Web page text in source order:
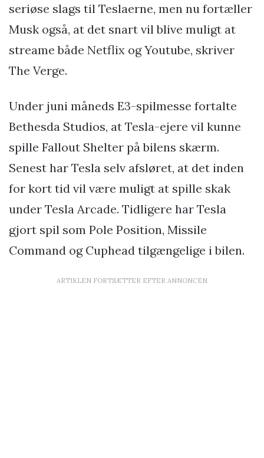
seriøse slags til Teslaerne, men nu fortæller
Musk også, at det snart vil blive muligt at
streame både Netflix og Youtube, skriver
The Verge.
Under juni måneds E3-spilmesse fortalte
Bethesda Studios, at Tesla-ejere vil kunne
spille Fallout Shelter på bilens skærm.
Senest har Tesla selv afsløret, at det inden
for kort tid vil være muligt at spille skak
under Tesla Arcade. Tidligere har Tesla
gjort spil som Pole Position, Missile
Command og Cuphead tilgængelige i bilen.
ARTIKLEN FORTSÆTTER EFTER ANNONCEN